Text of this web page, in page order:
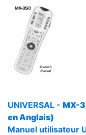
UNIVERSAL - MX-
en Anglais)
Manuel utilisateur